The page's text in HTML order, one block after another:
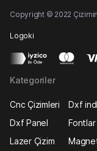
Copyright © 2022
Logoki
Kategoriler
Cnc Çizimleri
Dxf
Dxf Panel
Fontlar
Lazer Çizim